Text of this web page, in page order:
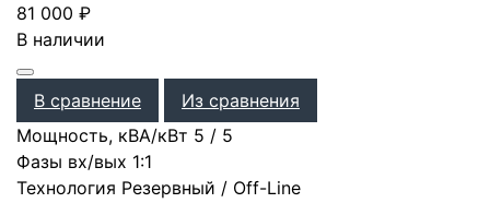
81 000 ₽
В наличии
В сравнение
Из сравнения
Мощность, кВА/кВт 5 / 5
Фазы вх/вых 1:1
Технология Резервный / Off-Line